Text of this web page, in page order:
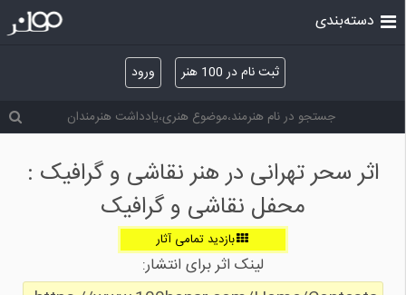
ثبت نام در 100 هنر ورود
دسته‌بندی
اثر سحر تهرانی در هنر نقاشی و گرافیک :
محفل نقاشی و گرافیک
بازدید تمامی آثار
لینک اثر برای انتشار: